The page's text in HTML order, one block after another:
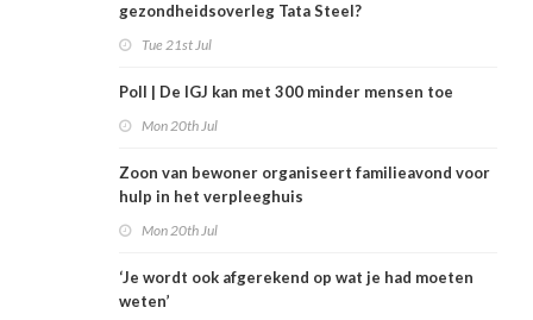
gezondheidsoverleg Tata Steel?
Tue 21st Jul
Poll | De IGJ kan met 300 minder mensen toe
Mon 20th Jul
Zoon van bewoner organiseert familieavond voor
hulp in het verpleeghuis
Mon 20th Jul
‘Je wordt ook afgerekend op wat je had moeten
weten’